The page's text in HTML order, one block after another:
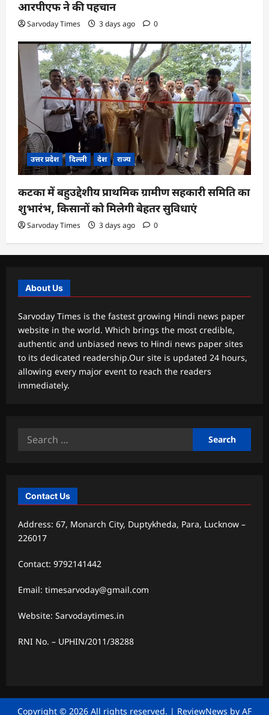
आरपीएफ ने की पहचान
Sarvoday Times 3 days ago 0
उत्तर प्रदेश दिल्ली देश राज्य
कटका में बहुउद्देशीय प्राथमिक ग्रामीण सहकारी समिति का
शुभारंभ, किसानों को मिलेगी बेहतर सुविधाएं
Sarvoday Times 3 days ago 0
About Us
Sarvoday Times is the fastest growing Hindi news paper
website in the world. Which brings the most credible,
authentic and unbiased news to Hindi news paper sites
to its dedicated readership.Our site is updated 24 hours,
allowing every major event to reach the readers
immediately.
Search
Contact Us
Address: 67, Monarch City, Duptykheda, Para, Lucknow –
226017
Contact: 9792141442
Email: timesarvoday@gmail.com
Website: Sarvodaytimes.in
RNI No. – UPHIN/2011/38288
Copyright © 2026 All rights reserved. | ReviewNews by AF